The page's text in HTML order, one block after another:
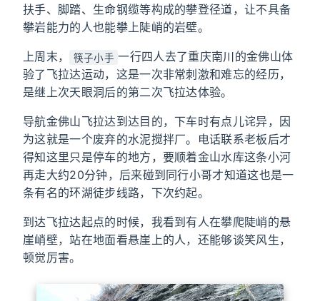
扶手、脚踏、生命钢缆等构成的攀登径道，让不具备
攀岩能力的人也能攀上陡峭的岩壁。
上周末， 筷子小手 一行四人去了重庆南川的金佛山体
验了飞拉达运动，这是一次非常刺激和难忘的经历，
是继上次天眼洞后的第二次飞拉达体验。
导航金佛山飞拉达到达目的，下车时有点儿诧异，因
为这就是一个废弃的水泥搅拌厂。电话联系老板后才
得知这里只是停车的地方，要顺着金山水库这条小河
再走大约20分钟，后来碰到同行小哥才知道这也是一
条有名的环湖徒步线路，下次约起。
到达飞拉达起点的时候，我看到有人在攀爬陡峭的悬
崖峭壁，站在地面看悬崖上的人，还能够谈笑风生，
顿觉厉害。